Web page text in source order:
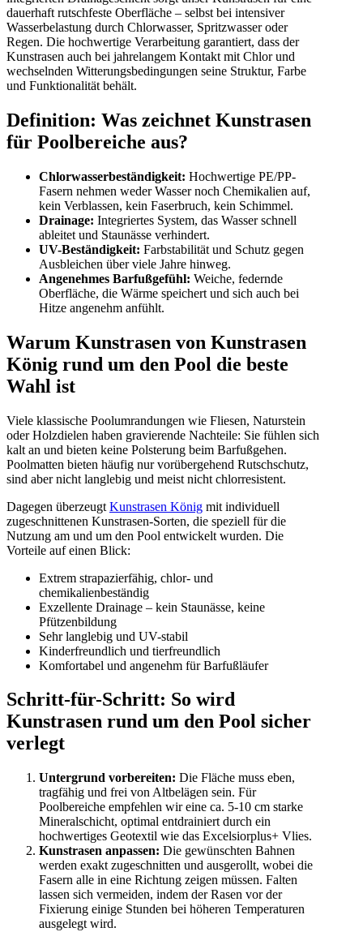
dauerhaft rutschfeste Oberfläche – selbst bei intensiver
Wasserbelastung durch Chlorwasser, Spritzwasser oder
Regen. Die hochwertige Verarbeitung garantiert, dass der
Kunstrasen auch bei jahrelangem Kontakt mit Chlor und
wechselnden Witterungsbedingungen seine Struktur, Farbe
und Funktionalität behält.
Definition: Was zeichnet Kunstrasen
für Poolbereiche aus?
Chlorwasserbeständigkeit: Hochwertige PE/PP-
Fasern nehmen weder Wasser noch Chemikalien auf,
kein Verblassen, kein Faserbruch, kein Schimmel.
Drainage: Integriertes System, das Wasser schnell
ableitet und Staunässe verhindert.
UV-Beständigkeit: Farbstabilität und Schutz gegen
Ausbleichen über viele Jahre hinweg.
Angenehmes Barfußgefühl: Weiche, federnde
Oberfläche, die Wärme speichert und sich auch bei
Hitze angenehm anfühlt.
Warum Kunstrasen von Kunstrasen
König rund um den Pool die beste
Wahl ist
Viele klassische Poolumrandungen wie Fliesen, Naturstein
oder Holzdielen haben gravierende Nachteile: Sie fühlen sich
kalt an und bieten keine Polsterung beim Barfußgehen.
Poolmatten bieten häufig nur vorübergehend Rutschschutz,
sind aber nicht langlebig und meist nicht chlorresistent.
Dagegen überzeugt Kunstrasen König mit individuell
zugeschnittenen Kunstrasen-Sorten, die speziell für die
Nutzung am und um den Pool entwickelt wurden. Die
Vorteile auf einen Blick:
Extrem strapazierfähig, chlor- und
chemikalienbeständig
Exzellente Drainage – kein Staunässe, keine
Pfützenbildung
Sehr langlebig und UV-stabil
Kinderfreundlich und tierfreundlich
Komfortabel und angenehm für Barfußläufer
Schritt-für-Schritt: So wird
Kunstrasen rund um den Pool sicher
verlegt
Untergrund vorbereiten: Die Fläche muss eben,
tragfähig und frei von Altbelägen sein. Für
Poolbereiche empfehlen wir eine ca. 5-10 cm starke
Mineralschicht, optimal entdrainiert durch ein
hochwertiges Geotextil wie das Excelsiorplus+ Vlies.
Kunstrasen anpassen: Die gewünschten Bahnen
werden exakt zugeschnitten und ausgerollt, wobei die
Fasern alle in eine Richtung zeigen müssen. Falten
lassen sich vermeiden, indem der Rasen vor der
Fixierung einige Stunden bei höheren Temperaturen
ausgelegt wird.